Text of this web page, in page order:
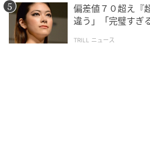
偏差値７０超え『
違う」「完璧すぎ
TRILL ニュース